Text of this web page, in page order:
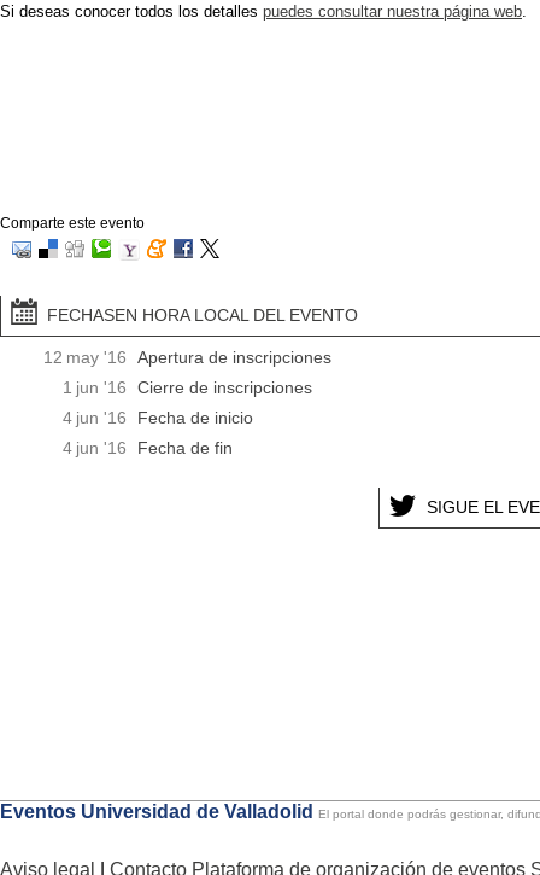
Si deseas conocer todos los detalles puedes consultar nuestra página web
Comparte este evento
FECHASEN HORA LOCAL DEL EVENTO
12 may '16
Apertura de inscripciones
1 jun '16
Cierre de inscripciones
4 jun '16
Fecha de inicio
4 jun '16 Fecha de fin
SIGUE EL
Eventos Universidad de Valladolid El portal donde podrás gestionar,
Aviso legal Contacto Plataforma de organización de eventos